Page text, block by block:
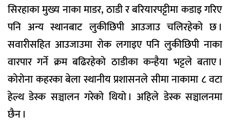
सिरहाका मुख्य नाका माडर, ठाडी र बरियारपट्टीमा कडाइ गरिए
पनि अन्य स्थानबाट लुकीछिपी आउजाउ चलिरहेको छ ।
सवारीसहित आउजाउमा रोक लगाइए पनि लुकीछिपी नाका
वारपार गर्ने क्रम बढिरहेको ठाडीका कन्हैया भट्टले बताए ।
कोरोना कहरका बेला स्थानीय प्रशासनले सीमा नाकामा ८ वटा
हेल्थ डेस्क सञ्चालन गरेको थियो । अहिले डेस्क सञ्चालनमा
छैन ।